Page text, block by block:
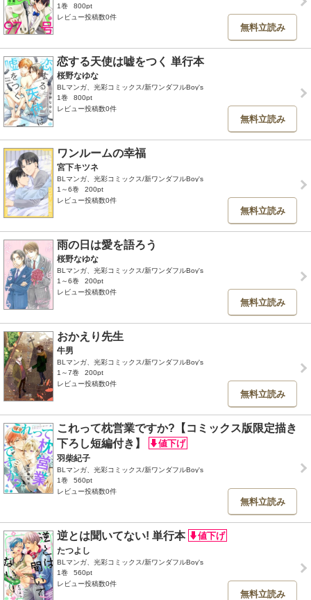
1巻
800pt
レビュー投稿数0件
無料立読み
恋する天使は嘘をつく 単行本
桜野なゆな
BLマンガ、光彩コミックス/新ワンダフルBoy's
1巻
800pt
レビュー投稿数0件
無料立読み
ワンルームの幸福
宮下キツネ
BLマンガ、光彩コミックス/新ワンダフルBoy's
1～6巻
200pt
レビュー投稿数0件
無料立読み
雨の日は愛を語ろう
桜野なゆな
BLマンガ、光彩コミックス/新ワンダフルBoy's
1～6巻
200pt
レビュー投稿数0件
無料立読み
おかえり先生
牛男
BLマンガ、光彩コミックス/新ワンダフルBoy's
1～7巻
200pt
レビュー投稿数0件
無料立読み
これって枕営業ですか?【コミックス版限定描き
下ろし短編付き】
羽柴紀子
BLマンガ、光彩コミックス/新ワンダフルBoy's
1巻
560pt
レビュー投稿数0件
無料立読み
逆とは聞いてない! 単行本
たつよし
BLマンガ、光彩コミックス/新ワンダフルBoy's
1巻
560pt
レビュー投稿数0件
無料立読み